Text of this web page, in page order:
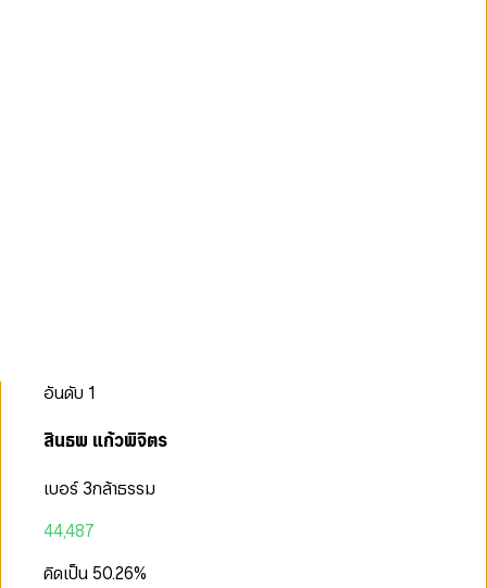
อันดับ 1
สินธพ แก้วพิจิตร
เบอร์ 3กล้าธรรม
44,487
คิดเป็น 50.26%